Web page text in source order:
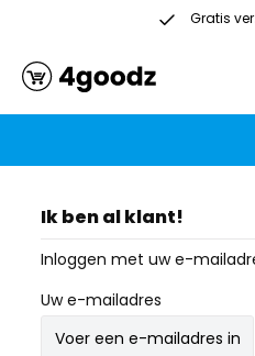
Gratis
Ik ben al klant!
Inloggen met uw e-
Uw e-mailadres